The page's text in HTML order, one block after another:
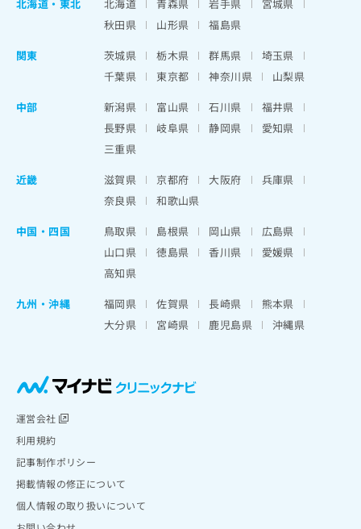
北海道 ・ 東北 北海道 青森県 岩手県
宮城県
秋田県
山形県
福島県
関東
茨城県 栃木県 群馬県
埼玉県
千葉県
東京都 神奈川県
山梨県
中部
新潟県 富山県 石川県
福井県
長野県
岐阜県 静岡県
愛知県
三重県
近畿
滋賀県 京都府 大阪府
兵庫県
奈良県
和歌山県
中国・四国
鳥取県 島根県 岡山県
広島県
山口県
徳島県 香川県
愛媛県
高知県
九州・沖縄
福岡県 佐賀県 長崎県
熊本県
大分県
宮崎県 鹿児島県 沖縄県
運営会社
利用規約
記事制作ポリシー
掲載情報の修正について
個人情報の取り扱いについて